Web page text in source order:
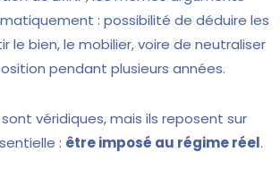
: possibilité de déduire les
le bien, le mobilier, voire de neutraliser
pendant plusieurs années.
sont véridiques, mais ils reposent sur
: être imposé au régime réel.